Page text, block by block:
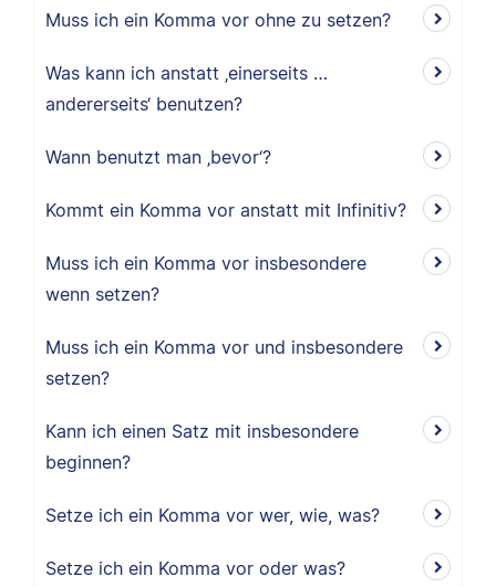
Muss ich ein Komma vor ohne zu setzen?
Was kann ich anstatt ‚einerseits …
andererseits‘ benutzen?
Wann benutzt man ‚bevor‘?
Kommt ein Komma vor anstatt mit Infinitiv?
Muss ich ein Komma vor insbesondere
wenn setzen?
Muss ich ein Komma vor und insbesondere
setzen?
Kann ich einen Satz mit insbesondere
beginnen?
Setze ich ein Komma vor wer, wie, was?
Setze ich ein Komma vor oder was?